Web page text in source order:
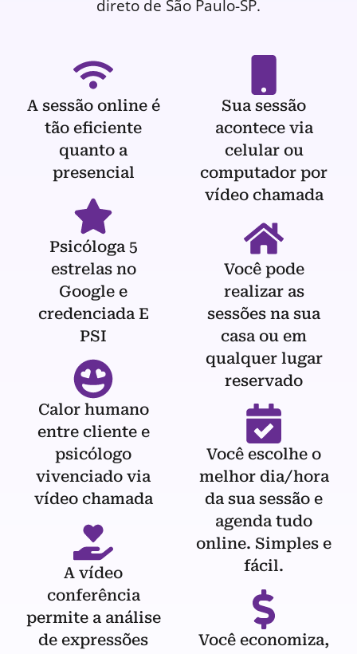
direto de São Paulo-SP.
A sessão online é
tão eficiente
quanto a
presencial
Psicóloga 5
estrelas no
Google e
credenciada E
PSI
Calor humano
entre cliente e
psicólogo
vivenciado via
vídeo chamada
A vídeo
conferência
permite a análise
de expressões
Sua sessão
acontece via
celular ou
computador por
vídeo chamada
Você pode
realizar as
sessões na sua
casa ou em
qualquer lugar
reservado
Você escolhe o
melhor dia/hora
da sua sessão e
agenda tudo
online. Simples e
fácil.
Você economiza,